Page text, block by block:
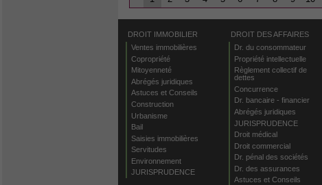
DROIT IMMOBILIER
Ventes immobilières
Copropriété
Mitoyenneté
Abrégés juridiques
Astuces et Conseils
Construction
Urbanisme
Bail
Saisies immobilières
Servitudes
Environnement
JURISPRUDENCE
DROIT DES AFFAIRES
Dr. du consommateur
Propriété intellectuelle
Règlement collectif de
dettes
Concurrence
Dr. bancaire - financier
Abrégés juridiques
JURISPRUDENCE
Droit médical
Droit commercial
Dr. pénal des sociétés
Dr. des assurances
Astuces et Conseils